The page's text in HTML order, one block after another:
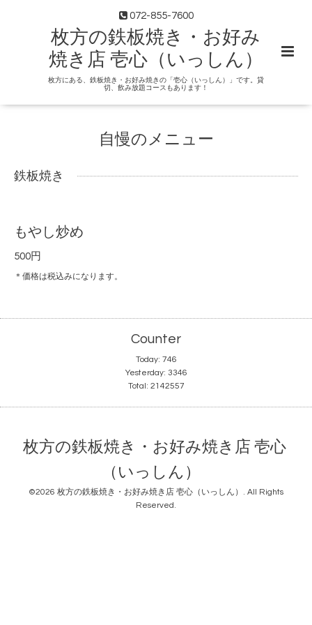
072-855-7600
枚方の鉄板焼き・お好み
焼き店 壱心（いっしん）
枚方にある、鉄板焼き・お好み焼きの「壱心（いっしん）」です。貸
切、飲み放題コースもあります！
自慢のメニュー
鉄板焼き
もやし炒め
500円
＊価格は税込みになります。
Counter
Today: 746
Yesterday: 3346
Total: 2142557
枚方の鉄板焼き・お好み焼き店 壱心
（いっしん）
©2026 枚方の鉄板焼き・お好み焼き店 壱心（いっしん） . All Rights
Reserved.